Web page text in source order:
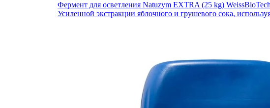
Фермент для осветления Natuzym EXTRA (25 kg) WeissBioTech
Усиленной экстракции яблочного и грушевого сока,